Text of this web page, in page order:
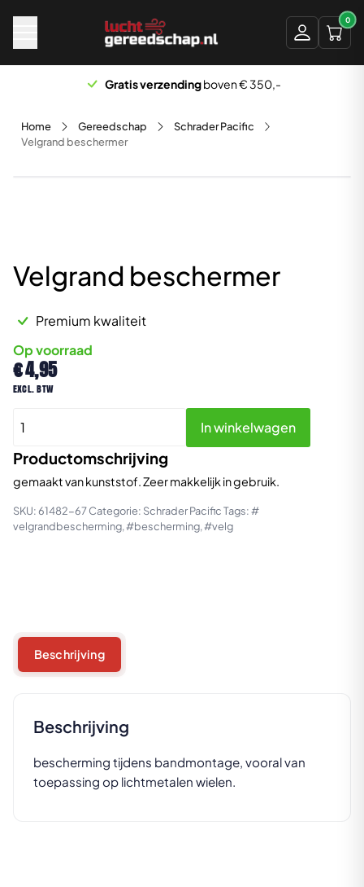
0
Gratis verzendingboven € 350,-
Home Gereedschap
Schrader Pacific
Velgrand beschermer
Velgrand beschermer
€4,95
excl. btw
Premium kwaliteit
Op voorraad
Productomschrijving
gemaakt van kunststof. Zeer makkelijk in gebruik.
beschermer
aantal
In winkelwagen
SKU:61482-67Categorie: Schrader PacificTags:#
velgrandbescherming,#bescherming,#velg
Beschrijving
Beschrijving
bescherming tijdens bandmontage, vooral van
toepassing op lichtmetalen wielen.